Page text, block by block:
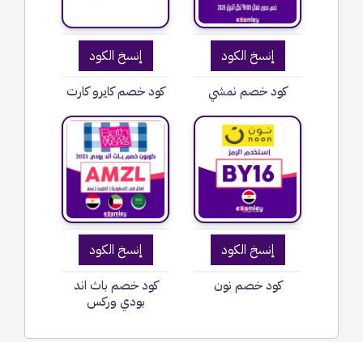
إنسخ الكود
كود خصم نمشي
إنسخ الكود
كود خصم كايرو كارت
إنسخ الكود
كود خصم نون
إنسخ الكود
كود خصم باث اند
بودي وركس